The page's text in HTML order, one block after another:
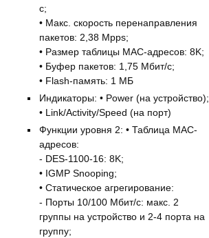
с;
• Макс. скорость перенаправления
пакетов: 2,38 Mpps;
• Размер таблицы MAC-адресов: 8K;
• Буфер пакетов: 1,75 Мбит/с;
• Flash-память: 1 МБ
Индикаторы: • Power (на устройство);
• Link/Activity/Speed (на порт)
Функции уровня 2: • Таблица MAC-
адресов:
- DES-1100-16: 8K;
• IGMP Snooping;
• Статическое агрегирование:
- Порты 10/100 Мбит/с: макс. 2
группы на устройство и 2-4 порта на
группу;